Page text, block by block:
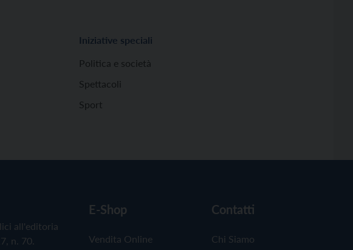
Iniziative speciali
Politica e società
Spettacoli
Sport
all'editoria
n. 70.
E-Shop
Vendita Online
Contatti
Chi Siamo